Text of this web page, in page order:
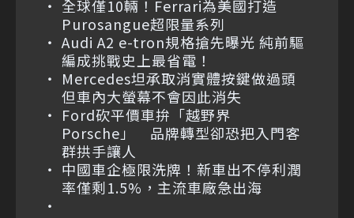
全球僅10輛！Ferrari為美國打造
Purosangue超限量系列
Audi A2 e-tron規格搶先曝光 純前驅
編成挑戰史上最省電！
Mercedes坦承取消實體按鍵做過頭
但車內大螢幕不會因此消失
Ford砍平價車拚「越野界
Porsche」 品牌轉型卻恐把入門客
群拱手讓人
中國車企極限洗牌！新車出不停利潤
率僅剩1.5%，主流車廠急出海